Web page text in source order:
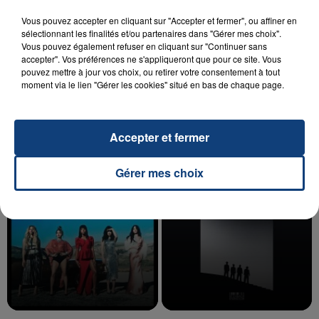
20 juillet 2026
UNE ADOLESCENTE DEVANT SE FAIRE
OPÉRER DE LA CHEVILLE RESSORT DE LA...
La famille a porté plainte contre la clinique qui a
TITRES DIFFUSÉS
14h35
14h35
Vous pouvez accepter en cliquant sur "Accepter et fermer", ou affiner en
sélectionnant les finalités et/ou partenaires dans "Gérer mes choix".
Vous pouvez également refuser en cliquant sur "Continuer sans
accepter". Vos préférences ne s'appliqueront que pour ce site. Vous
pouvez mettre à jour vos choix, ou retirer votre consentement à tout
moment via le lien "Gérer les cookies" situé en bas de chaque page.
Gérer mes choix
Accepter et fermer